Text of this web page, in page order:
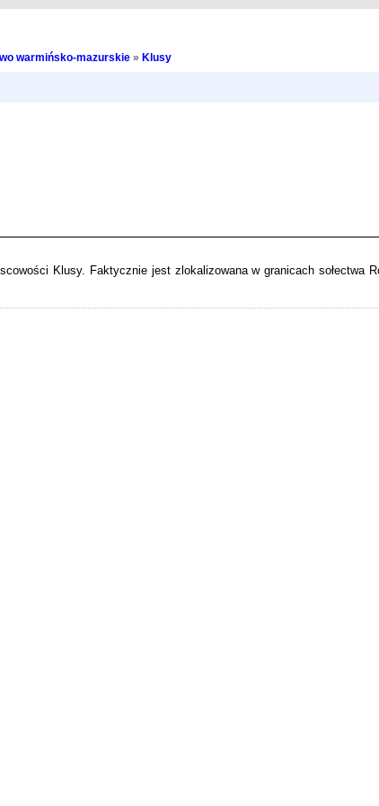
warmińsko-mazurskie» Klusy
Klusy. Faktycznie jest zlokalizowana w granicach sołectwa